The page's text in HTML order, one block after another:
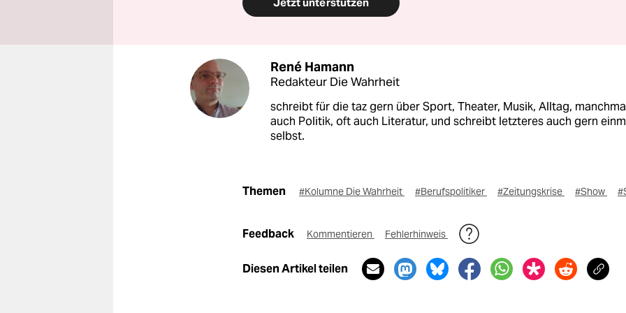
René Hamann
Redakteur Die Wahrheit
schreibt für die taz gern über Sport, Theater, Musik, Alltag,
auch Politik, oft auch Literatur, und schreibt letzteres auch gern
selbst.
Themen #Kolumne Die Wahrheit #Berufspolitiker #Zeitungskrise #Show
Feedback Kommentieren Fehlerhinweis
Diesen Artikel teilen